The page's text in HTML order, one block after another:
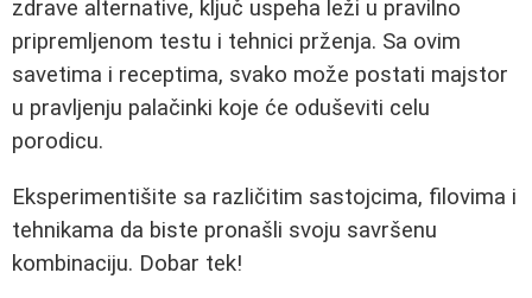
zdrave alternative, ključ uspeha leži u pravilno
pripremljenom testu i tehnici prženja. Sa ovim
savetima i receptima, svako može postati majstor
u pravljenju palačinki koje će oduševiti celu
porodicu.
Eksperimentišite sa različitim sastojcima, filovima i
tehnikama da biste pronašli svoju savršenu
kombinaciju. Dobar tek!